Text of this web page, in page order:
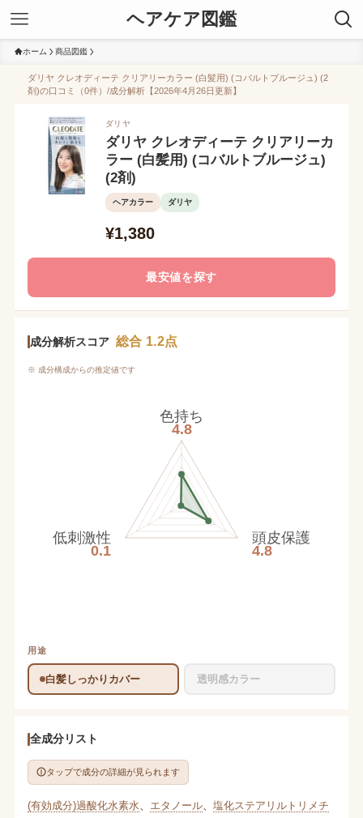
ヘアケア図鑑
ホーム 商品図鑑
ダリヤ クレオディーテ クリアリーカラー (白髪用) (コバルトブルージュ) (2
剤)の口コミ（0件）/成分解析【2026年4月26日更新】
ダリヤ
ダリヤ クレオディーテ クリアリーカ
ラー (白髪用) (コバルトブルージュ)
(2剤)
ヘアカラー ダリヤ
¥1,380
最安値を探す
成分解析スコア 総合 1.2点
※ 成分構成からの推定値です
色持ち
4.8
頭皮保護
4.8
低刺激性
0.1
用途
白髪しっかりカバー 透明感カラー
全成分リスト
タップで成分の詳細が見られます
(有効成分)過酸化水素水 エタノール、 塩化ステアリルトリメチ